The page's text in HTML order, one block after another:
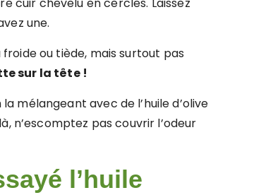
cuir chevelu en cercles. Laissez
une.
froide ou tiède, mais surtout pas
sur la tête !
mélangeant avec de l’huile d’olive
n’escomptez pas couvrir l’odeur
l’huile